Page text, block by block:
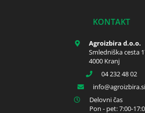
KONTAKT
Agroizbira d.o.o.
Smledniška cesta
4000 Kranj
04 232 48 02
info
agroizbira.si
Delovni čas
Pon - pet: 7:00-